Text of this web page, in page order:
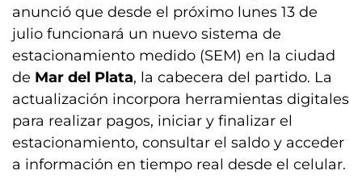
anunció que desde el próximo lunes 13 de
julio funcionará un nuevo sistema de
estacionamiento medido (SEM) en la ciudad
de Mar del Plata, la cabecera del partido. La
actualización incorpora herramientas digitales
para realizar pagos, iniciar y finalizar el
estacionamiento, consultar el saldo y acceder
a información en tiempo real desde el celular.